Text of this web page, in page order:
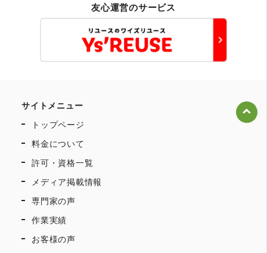
友心運営のサービス
サイトメニュー
トップページ
料金について
許可・資格一覧
メディア掲載情報
専門家の声
作業実績
お客様の声